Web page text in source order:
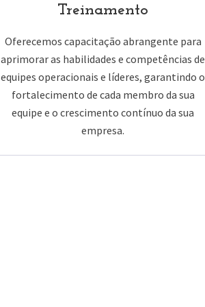
Treinamento
Oferecemos capacitação abrangente para
aprimorar as habilidades e competências de
equipes operacionais e líderes, garantindo o
fortalecimento de cada membro da sua
equipe e o crescimento contínuo da sua
empresa.